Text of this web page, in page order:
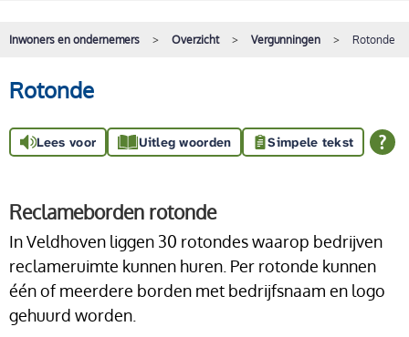
Inwoners en ondernemers Overzicht Vergunningen Rotonde
Rotonde
Lees voor Uitleg woorden Simpele tekst
Reclameborden rotonde
In Veldhoven liggen 30 rotondes waarop bedrijven
reclameruimte kunnen huren. Per rotonde kunnen
één of meerdere borden met bedrijfsnaam en logo
gehuurd worden.